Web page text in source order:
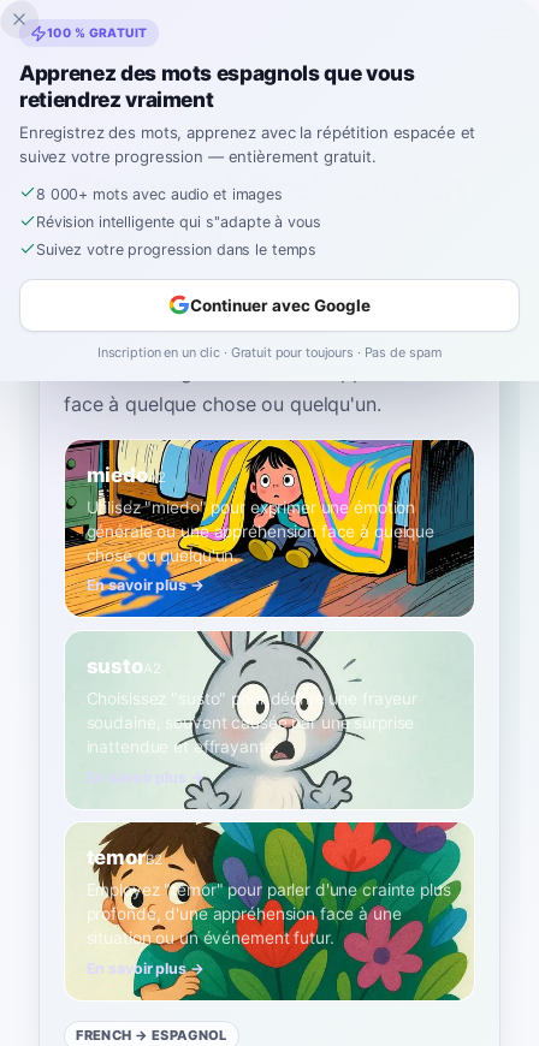
Inklingo
Accueil›Espagnol›French → espagnol ›peur
Comment dire "peur" en
espagnol
Le mot espagnol le plus courant pour
est “miedo”—utilisez "miedo" pour exprimer
face à quelque chose ou quelqu'un.
miedoA2
Utilisez "miedo" pour exprimer une émotion
générale ou une appréhension face à quelque
chose ou quelqu'un.
En savoir plus →
sustoA2
Choisissez "susto" pour décrire une frayeur
soudaine, souvent causée par une surprise
inattendue et effrayante.
En savoir plus →
temorB2
Employez "temor" pour parler d'une crainte plus
profonde, d'une appréhension face à une
situation ou un événement futur.
En savoir plus →
FRENCH → ESPAGNOL
100 % GRATUIT
Apprenez des mots espagnols que vous
retiendrez vraiment
Enregistrez des mots, apprenez avec la répétition espacée et
suivez votre progression — entièrement gratuit.
8 000+ mots avec audio et images
Révision intelligente qui s''adapte à vous
Suivez votre progression dans le temps
Continuer avec Google
Inscription en un clic · Gratuit pour toujours · Pas de spam